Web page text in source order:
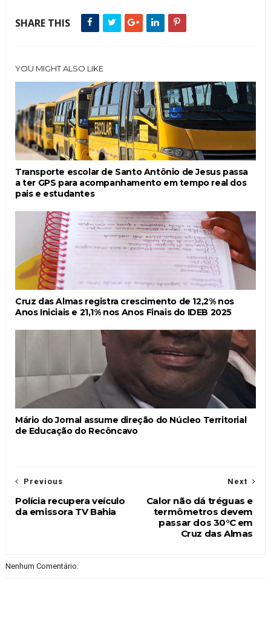
SHARE THIS
YOU MIGHT ALSO LIKE
Transporte escolar de Santo Antônio de Jesus passa
a ter GPS para acompanhamento em tempo real dos
pais e estudantes
Cruz das Almas registra crescimento de 12,2% nos
Anos Iniciais e 21,1% nos Anos Finais do IDEB 2025
Mário do Jornal assume direção do Núcleo Territorial
de Educação do Recôncavo
Next
Calor não dá tréguas e
termômetros devem
passar dos 30°C em
Cruz das Almas
Previous
Polícia recupera veículo
da emissora TV Bahia
Nenhum Comentário: